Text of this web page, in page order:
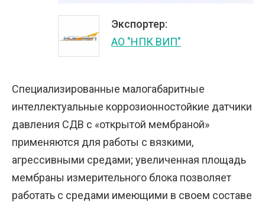
Экспортер:
АО "НПК ВИП"
Специализированные малогабаритные
интеллектуальные коррозионностойкие датчики
давления СДВ с «открытой мембраной»
применяются для работы с вязкими,
агрессивными средами; увеличенная площадь
мембраны измерительного блока позволяет
работать с средами имеющими в своем составе